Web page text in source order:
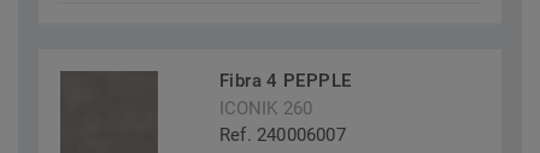
Fibra 4 PEPPLE
ICONIK 260
Ref. 240006007